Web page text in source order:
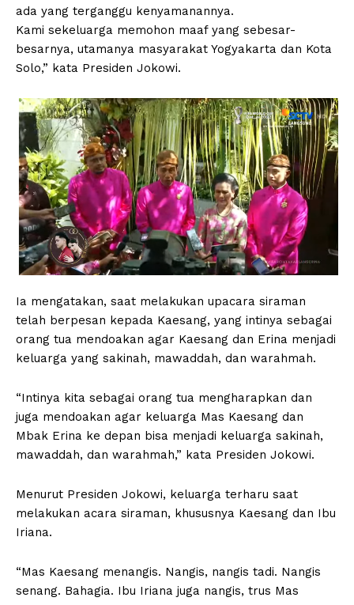
ada yang terganggu kenyamanannya.
Kami sekeluarga memohon maaf yang sebesar-
besarnya, utamanya masyarakat Yogyakarta dan Kota
Solo,” kata Presiden Jokowi.
Ia mengatakan, saat melakukan upacara siraman
telah berpesan kepada Kaesang, yang intinya sebagai
orang tua mendoakan agar Kaesang dan Erina menjadi
keluarga yang sakinah, mawaddah, dan warahmah.
“Intinya kita sebagai orang tua mengharapkan dan
juga mendoakan agar keluarga Mas Kaesang dan
Mbak Erina ke depan bisa menjadi keluarga sakinah,
mawaddah, dan warahmah,” kata Presiden Jokowi.
Menurut Presiden Jokowi, keluarga terharu saat
melakukan acara siraman, khususnya Kaesang dan Ibu
Iriana.
“Mas Kaesang menangis. Nangis, nangis tadi. Nangis
senang. Bahagia. Ibu Iriana juga nangis, trus Mas